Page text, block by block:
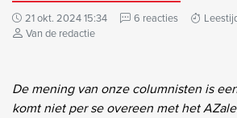
21 okt. 2024 15:34 6 reacties
Van de redactie
De mening van onze columnisten is
komt niet per se overeen met het